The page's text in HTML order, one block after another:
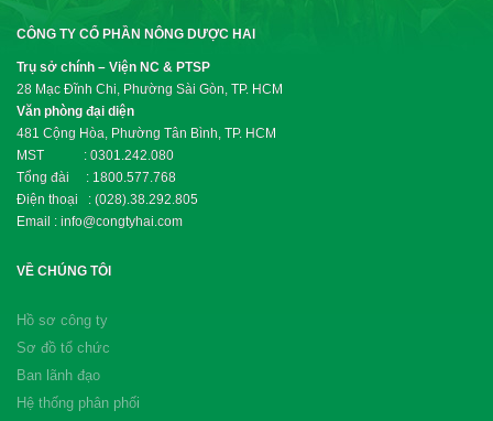
CÔNG TY CỔ PHẦN NÔNG DƯỢC HAI
Trụ sở chính – Viện NC & PTSP
28 Mạc Đĩnh Chi, Phường Sài Gòn, TP. HCM
Văn phòng đại diện
481 Cộng Hòa, Phường Tân Bình, TP. HCM
MST : 0301.242.080
Tổng đài : 1800.577.768
Điện thoại : (028).38.292.805
Email : info@congtyhai.com
VỀ CHÚNG TÔI
Hồ sơ công ty
Sơ đồ tổ chức
Ban lãnh đạo
Hệ thống phân phối